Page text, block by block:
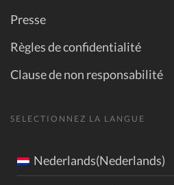
Presse
Règles de confidentialité
Clause de non responsabilité
SELECTIONNEZ LA LANGUE
Nederlands(Nederlands)